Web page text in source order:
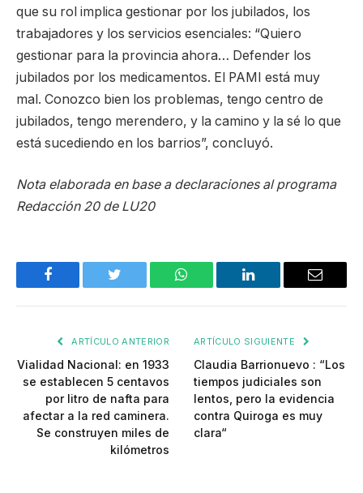
que su rol implica gestionar por los jubilados, los
trabajadores y los servicios esenciales: “Quiero
gestionar para la provincia ahora… Defender los
jubilados por los medicamentos. El PAMI está muy
mal. Conozco bien los problemas, tengo centro de
jubilados, tengo merendero, y la camino y la sé lo que
está sucediendo en los barrios”, concluyó.
Nota elaborada en base a declaraciones al programa
Redacción 20 de LU20
Facebook Twitter WhatsApp LinkedIn Email
ARTÍCULO ANTERIOR
Vialidad Nacional: en 1933
se establecen 5 centavos
por litro de nafta para
afectar a la red caminera.
Se construyen miles de
kilómetros
ARTÍCULO SIGUIENTE
Claudia Barrionuevo : “Los
tiempos judiciales son
lentos, pero la evidencia
contra Quiroga es muy
clara“